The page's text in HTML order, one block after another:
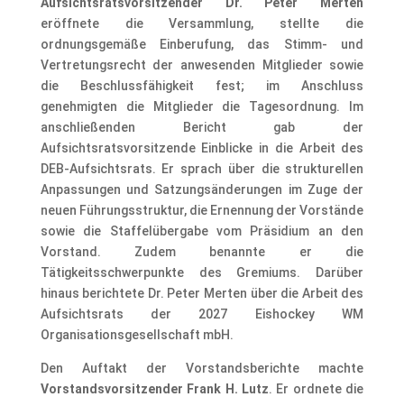
eröffnete die Versammlung, stellte die
ordnungsgemäße Einberufung, das Stimm- und
Vertretungsrecht der anwesenden Mitglieder sowie
die Beschlussfähigkeit fest; im Anschluss
genehmigten die Mitglieder die Tagesordnung. Im
anschließenden Bericht gab der
Aufsichtsratsvorsitzende Einblicke in die Arbeit des
DEB-Aufsichtsrats. Er sprach über die strukturellen
Anpassungen und Satzungsänderungen im Zuge der
neuen Führungsstruktur, die Ernennung der Vorstände
sowie die Staffelübergabe vom Präsidium an den
Vorstand. Zudem benannte er die
Tätigkeitsschwerpunkte des Gremiums. Darüber
hinaus berichtete Dr. Peter Merten über die Arbeit des
Aufsichtsrats der 2027 Eishockey WM
Organisationsgesellschaft mbH.
Den Auftakt der Vorstandsberichte machte
Vorstandsvorsitzender Frank H. Lutz. Er ordnete die